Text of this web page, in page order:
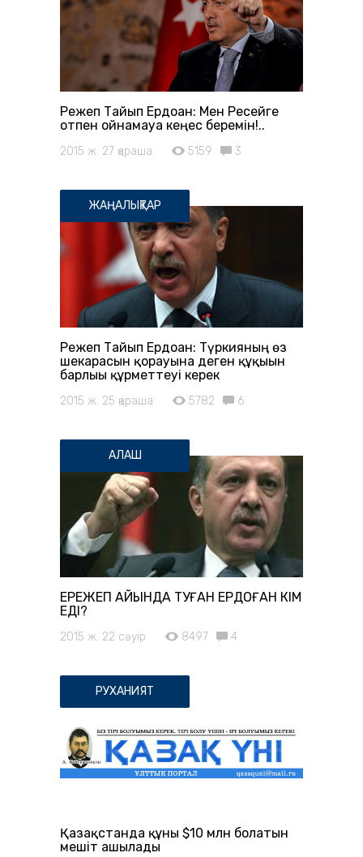
Режеп Тайып Ердоған: Мен Ресейге
отпен ойнамауға кеңес беремін!..
2015 ж. 27 қараша 5159 3
ЖАҢАЛЫҚТАР
Режеп Тайып Ердоған: Түркияның өз
шекарасын қорғауына деген құқығын
барлығы құрметтеуі керек
2015 ж. 25 қараша 5782 6
АЛАШ
ЕРЕЖЕП АЙЫНДА ТУҒАН ЕРДОҒАН КІМ
ЕДІ?
2015 ж. 22 сәуір 8497 4
РУХАНИЯТ
Қазақстанда құны $10 млн болатын
мешіт ашылады